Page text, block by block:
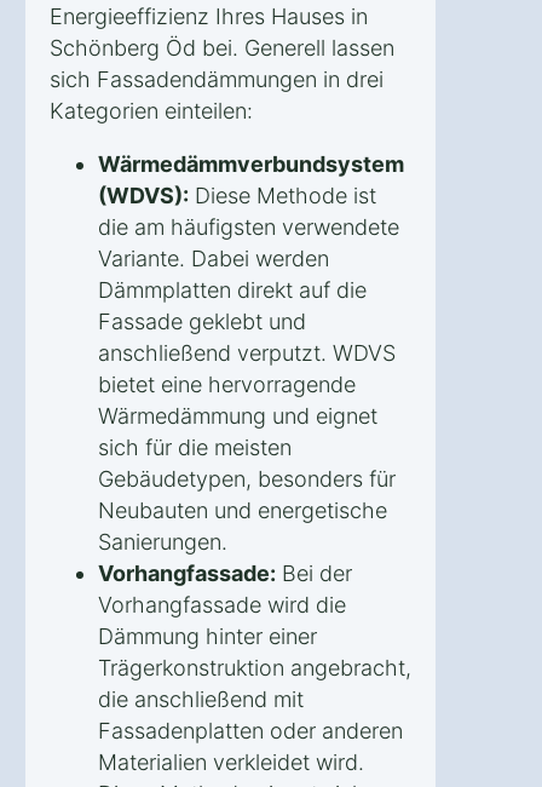
Energieeffizienz Ihres Hauses in
Schönberg Öd bei. Generell lassen
sich Fassadendämmungen in drei
Kategorien einteilen:
Wärmedämmverbundsystem
(WDVS): Diese Methode ist
die am häufigsten verwendete
Variante. Dabei werden
Dämmplatten direkt auf die
Fassade geklebt und
anschließend verputzt. WDVS
bietet eine hervorragende
Wärmedämmung und eignet
sich für die meisten
Gebäudetypen, besonders für
Neubauten und energetische
Sanierungen.
Vorhangfassade: Bei der
Vorhangfassade wird die
Dämmung hinter einer
Trägerkonstruktion angebracht,
die anschließend mit
Fassadenplatten oder anderen
Materialien verkleidet wird.